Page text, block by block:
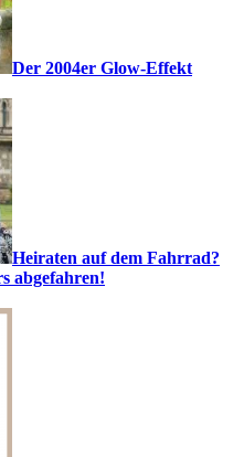
Der 2004er Glow-Effekt
Heiraten auf dem Fahrrad?
abgefahren!